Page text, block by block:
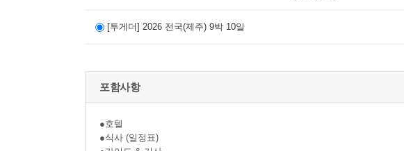
[투게더] 2026 전국(제주) 9박 10일
포함사항
●호텔
●식사 (일정표)